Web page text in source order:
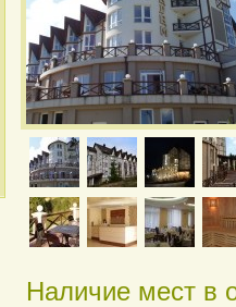
Наличие мест в